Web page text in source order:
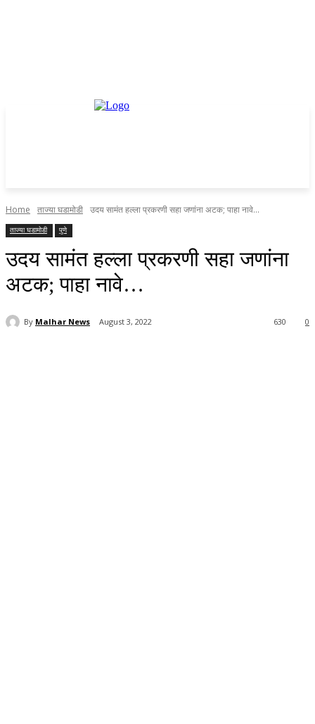
Home ताज्या घडामोडी उदय सामंत हल्ला प्रकरणी सहा जणांना अटक; पाहा नावे...
ताज्या घडामोडी पुणे
उदय सामंत हल्ला प्रकरणी सहा जणांना
अटक; पाहा नावे…
By Malhar News August 3, 2022 0
630